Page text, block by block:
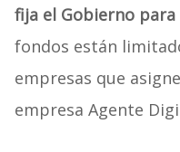
fija el Gobierno para
fondos están
empresas que
empresa Agente